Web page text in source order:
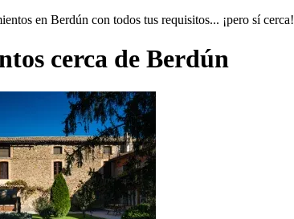
en Berdún con todos tus requisitos... ¡pero sí cerca!
cerca de Berdún